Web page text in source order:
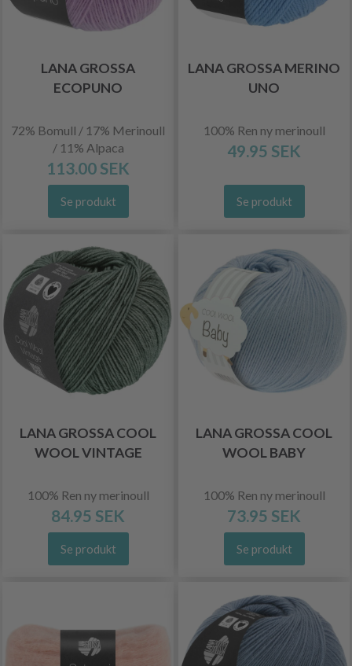
LANA GROSSA
ECOPUNO
72% Bomull / 17% Merinoull
/ 11% Alpaca
113.00 SEK
Se produkt
LANA GROSSA MERINO
UNO
100% Ren ny merinoull
49.95 SEK
Se produkt
LANA GROSSA COOL
WOOL VINTAGE
100% Ren ny merinoull
84.95 SEK
Se produkt
LANA GROSSA COOL
WOOL BABY
100% Ren ny merinoull
73.95 SEK
Se produkt